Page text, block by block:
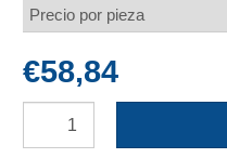
Precio por pieza
€58,84